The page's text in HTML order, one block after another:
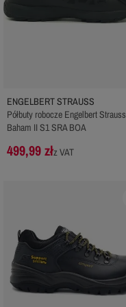
ENGELBERT STRAUSS
Półbuty robocze Engelbert Strauss
Baham II S1 SRA BOA
499,99 złz VAT